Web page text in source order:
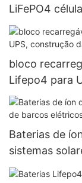
LiFePO4
bloco
Lifepo4 para
Baterias de
sistemas
recreativos.